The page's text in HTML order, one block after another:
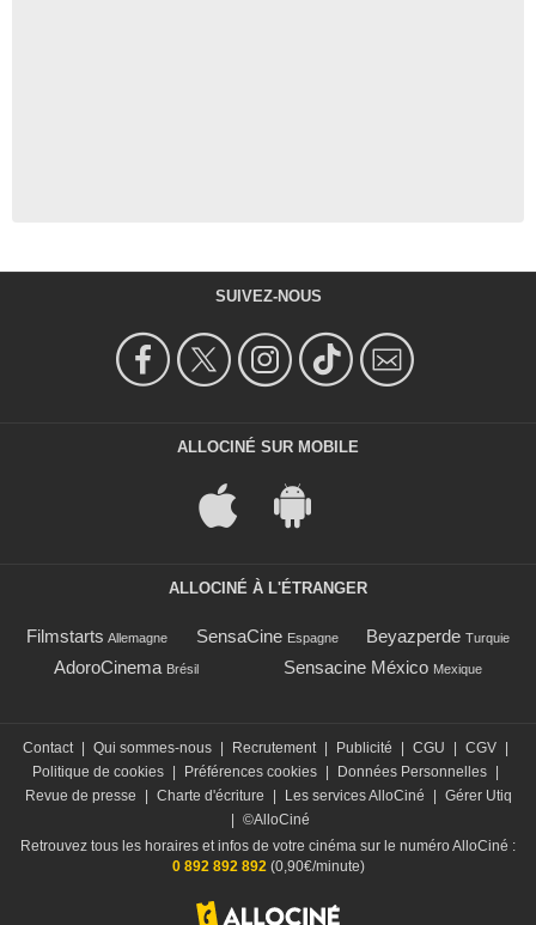
SUIVEZ-NOUS
ALLOCINÉ SUR MOBILE
ALLOCINÉ À L'ÉTRANGER
Filmstarts Allemagne SensaCine Espagne Beyazperde Turquie
AdoroCinema Brésil Sensacine México Mexique
Contact | Qui sommes-nous | Recrutement | Publicité | CGU | CGV |
Politique de cookies | Préférences cookies | Données Personnelles |
Revue de presse
| Charte d'écriture | Les services AlloCiné | Gérer Utiq
| ©AlloCiné
Retrouvez tous les horaires et infos de votre cinéma sur le numéro AlloCiné :
0 892 892 892(0,90€/minute)